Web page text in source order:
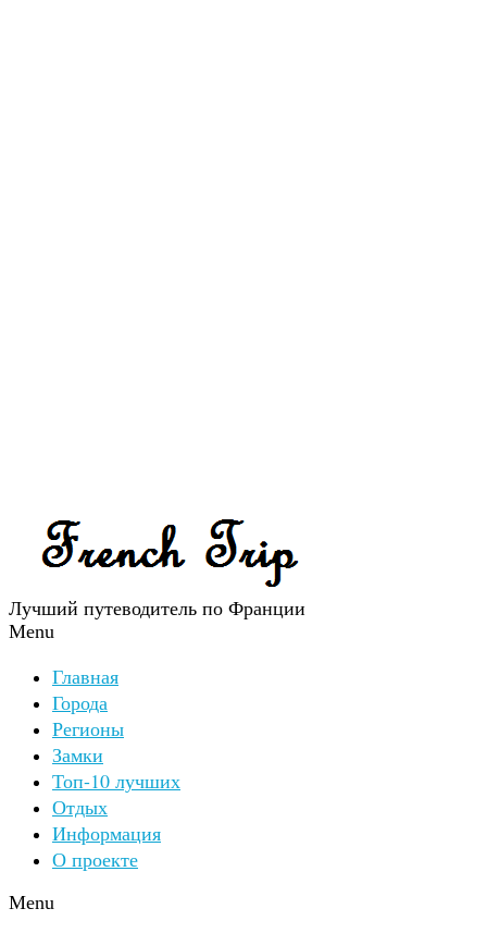
Лучший путеводитель по Франции
Menu
Главная
Города
Регионы
Замки
Топ-10 лучших
Отдых
Информация
О проекте
Menu